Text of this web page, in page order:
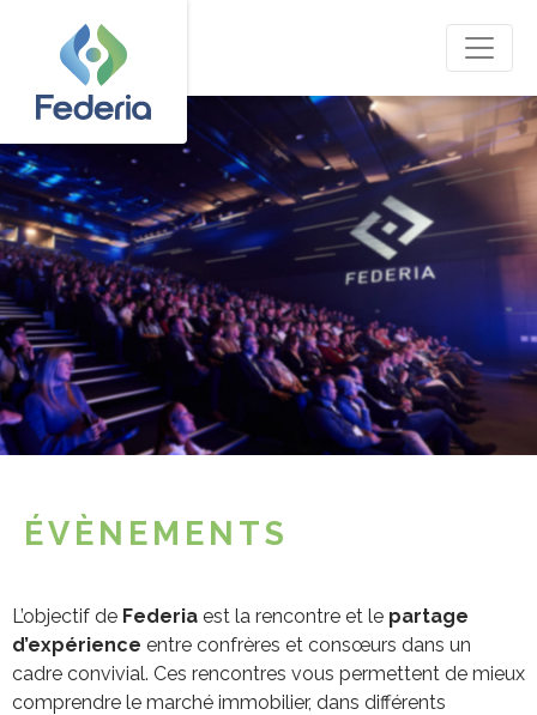
ÉVÈNEMENTS
L’objectif de Federia est la rencontre et le partage
d’expérience entre confrères et consœurs dans un
cadre convivial. Ces rencontres vous permettent de mieux
comprendre le marché immobilier, dans différents